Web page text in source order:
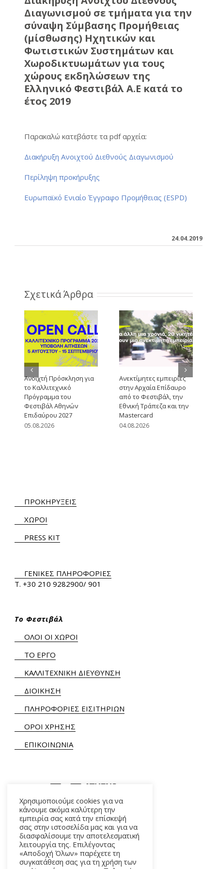
Διαγωνισμού σε τμήματα για την
σύναψη Σύμβασης Προμήθειας
(μίσθωσης) Ηχητικών και
Φωτιστικών Συστημάτων και
Χωροδικτυωμάτων για τους
χώρους εκδηλώσεων της
Ελληνικό Φεστιβάλ Α.Ε κατά το
έτος 2019
Παρακαλώ κατεβάστε τα pdf αρχεία:
Διακήρυξη Ανοιχτού Διεθνούς Διαγωνισμού
Περίληψη προκήρυξης
Ευρωπαϊκό Ενιαίο Έγγραφο Προμήθειας (ESPD)
24.04.2019
Σχετικά Άρθρα
Ανοιχτή Πρόσκληση για
το Καλλιτεχνικό
Πρόγραμμα του
Φεστιβάλ Αθηνών
Επιδαύρου 2027
05.08.2026
Ανεκτίμητες εμπειρίες
στην Αρχαία Επίδαυρο
από το Φεστιβάλ, την
Εθνική Τράπεζα και την
Mastercard
04.08.2026
ΠΡΟΚΗΡΥΞΕΙΣ
ΧΩΡΟΙ
PRESS KIT
ΓΕΝΙΚΕΣ ΠΛΗΡΟΦΟΡΙΕΣ
Τ. +30 210 9282900/ 901
Το Φεστιβάλ
ΟΛΟΙ ΟΙ ΧΩΡΟΙ
ΤΟ ΕΡΓΟ
ΚΑΛΛΙΤΕΧΝΙΚΗ ΔΙΕΥΘΥΝΣΗ
ΔΙΟΙΚΗΣΗ
ΠΛΗΡΟΦΟΡΙΕΣ ΕΙΣΙΤΗΡΙΩΝ
ΟΡΟΙ ΧΡΗΣΗΣ
ΕΠΙΚΟΙΝΩΝΙΑ
ΑΛΚΜΗΝΗΣ 5 – 118 54 ΑΘΗΝΑ
Χρησιμοποιούμε cookies για να
κάνουμε ακόμα καλύτερη την
εμπειρία σας κατά την επίσκεψή
σας στην ιστοσελίδα μας και για να
διασφαλίσουμε την αποτελεσματική
λειτουργία της. Επιλέγοντας
«Αποδοχή Όλων» παρέχετε τη
συγκατάθεση σας για τη χρήση των